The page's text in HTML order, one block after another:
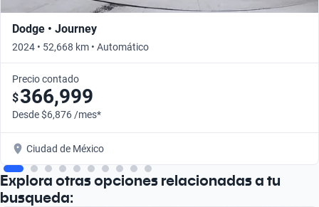
Dodge • Journey
2024 • 52,668 km • Automático
Precio contado
$366,999
Desde $6,876 /mes*
Ciudad de México
Explora otras opciones relacionadas a tu
busqueda: